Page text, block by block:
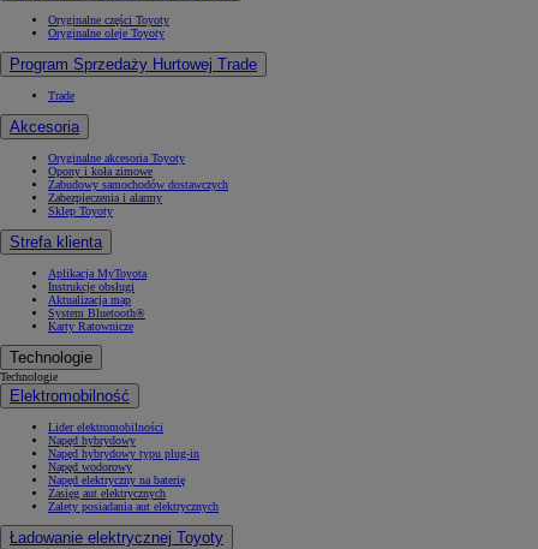
Oryginalne części Toyoty
Oryginalne oleje Toyoty
Program Sprzedaży Hurtowej Trade
Trade
Akcesoria
Oryginalne akcesoria Toyoty
Opony i koła zimowe
Zabudowy samochodów dostawczych
Zabezpieczenia i alarmy
Sklep Toyoty
Strefa klienta
Aplikacja MyToyota
Instrukcje obsługi
Aktualizacja map
System Bluetooth®
Karty Ratownicze
Technologie
Technologie
Elektromobilność
Lider elektromobilności
Napęd hybrydowy
Napęd hybrydowy typu plug-in
Napęd wodorowy
Napęd elektryczny na baterię
Zasięg aut elektrycznych
Zalety posiadania aut elektrycznych
Ładowanie elektrycznej Toyoty